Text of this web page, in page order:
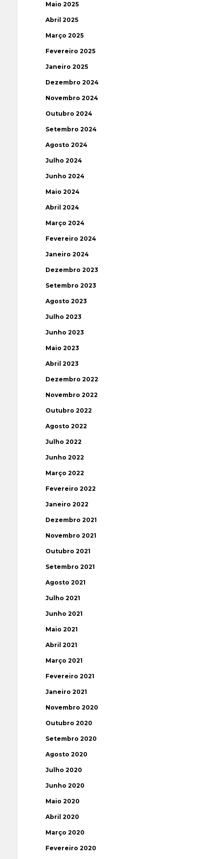
Maio 2025
Abril 2025
Março 2025
Fevereiro 2025
Janeiro 2025
Dezembro 2024
Novembro 2024
Outubro 2024
Setembro 2024
Agosto 2024
Julho 2024
Junho 2024
Maio 2024
Abril 2024
Março 2024
Fevereiro 2024
Janeiro 2024
Dezembro 2023
Setembro 2023
Agosto 2023
Julho 2023
Junho 2023
Maio 2023
Abril 2023
Dezembro 2022
Novembro 2022
Outubro 2022
Agosto 2022
Julho 2022
Junho 2022
Março 2022
Fevereiro 2022
Janeiro 2022
Dezembro 2021
Novembro 2021
Outubro 2021
Setembro 2021
Agosto 2021
Julho 2021
Junho 2021
Maio 2021
Abril 2021
Março 2021
Fevereiro 2021
Janeiro 2021
Novembro 2020
Outubro 2020
Setembro 2020
Agosto 2020
Julho 2020
Junho 2020
Maio 2020
Abril 2020
Março 2020
Fevereiro 2020